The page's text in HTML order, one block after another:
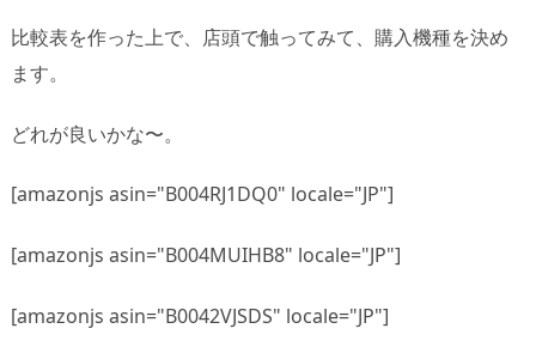
比較表を作った上で、店頭で触ってみて、購入機種を決め
ます。
どれが良いかな〜。
[amazonjs asin="B004RJ1DQ0" locale="JP"]
[amazonjs asin="B004MUIHB8" locale="JP"]
[amazonjs asin="B0042VJSDS" locale="JP"]